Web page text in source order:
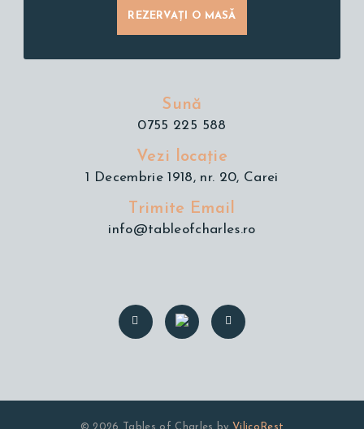
REZERVAȚI O MASĂ
Sună
0755 225 588
Vezi locație
1 Decembrie 1918, nr. 20, Carei
Trimite Email
info@tableofcharles.ro
© 2026 Tables of Charles by VilicoRest